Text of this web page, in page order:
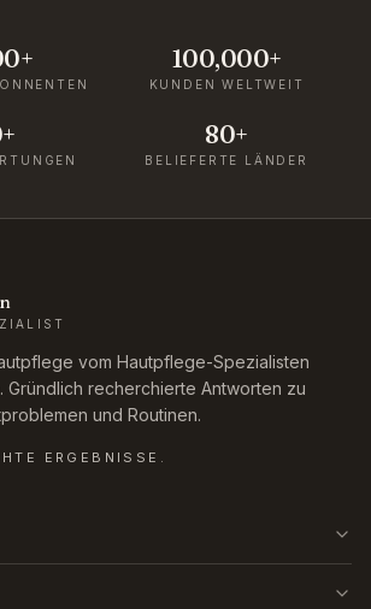
100,000+
KUNDEN WELTWEIT
80+
BELIEFERTE LÄNDER
vom Hautpflege-Spezialisten
Gründlich recherchierte Antworten zu
und Routinen.
ERGEBNISSE.